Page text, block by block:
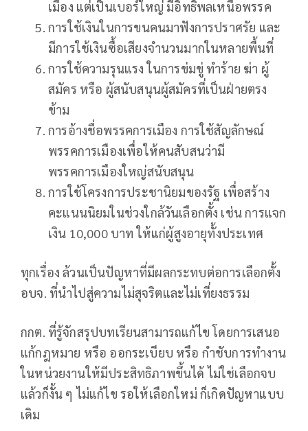
เมือง แต่เป็นเบอร์ใหญ่ มีอิทธิพลเหนือพรรค
การใช้เงินในการขนคนมาฟังการปราศรัย และ
มีการใช้เงินซื้อเสียงจำนวนมากในหลายพื้นที่
การใช้ความรุนแรง ในการข่มขู่ ทำร้าย ฆ่า ผู้
สมัคร หรือ ผู้สนับสนุนผู้สมัครที่เป็นฝ่ายตรง
ข้าม
การอ้างชื่อพรรคการเมือง การใช้สัญลักษณ์
พรรคการเมืองเพื่อให้คนสับสนว่ามี
พรรคการเมืองใหญ่สนับสนุน
การใช้โครงการประชานิยมของรัฐ เพื่อสร้าง
คะแนนนิยมในช่วงใกล้วันเลือกตั้ง เช่น การแจก
เงิน 10,000 บาท ให้แก่ผู้สูงอายุทั้งประเทศ
ทุกเรื่อง ล้วนเป็นปัญหาที่มีผลกระทบต่อการเลือกตั้ง
อบจ. ที่นำไปสู่ความไม่สุจริตและไม่เที่ยงธรรม
กกต. ที่รู้จักสรุปบทเรียนสามารถแก้ไข โดยการเสนอ
แก้กฎหมาย หรือ ออกระเบียบ หรือ กำชับการทำงาน
ในหน่วยงานให้มีประสิทธิภาพขึ้นได้ ไม่ใช่เลือกจบ
แล้วก็งั้น ๆ ไม่แก้ไข รอให้เลือกใหม่ ก็เกิดปัญหาแบบ
เดิม